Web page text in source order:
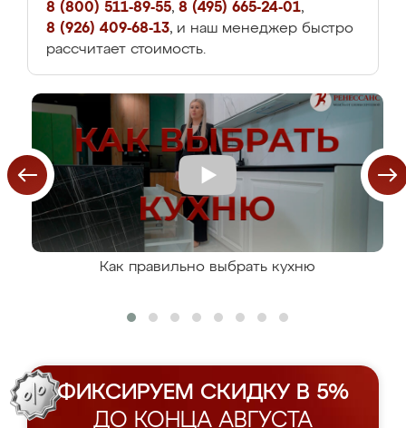
8 (800) 511-89-55, 8 (495) 665-24-01,
8 (926) 409-68-13, и наш менеджер быстро
рассчитает стоимость.
Как правильно выбрать кухню
ФИКСИРУЕМ СКИДКУ В 5%
ДО КОНЦА АВГУСТА